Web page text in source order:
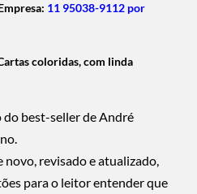
11 95038-9112 por
coloridas, com linda
do best-seller de André
revisado e atualizado,
para o leitor entender que